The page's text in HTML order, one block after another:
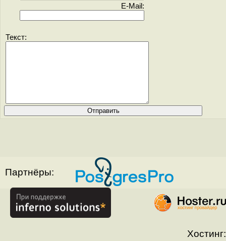
E-Mail:
Текст:
Партнёры:
Хостинг: